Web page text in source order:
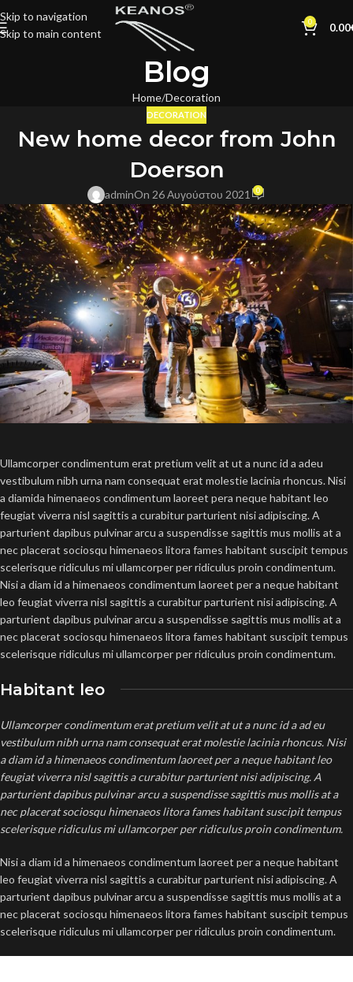
Skip to navigation
Skip to main content
0 0.00
Blog
Home Decoration
DECORATION
New home decor from John
Doerson
adminOn 26 Αυγούστου 2021 0
Ullamcorper condimentum erat pretium velit at ut a nunc id a adeu
vestibulum nibh urna nam consequat erat molestie lacinia rhoncus. Nisi
a diamida himenaeos condimentum laoreet pera neque habitant leo
feugiat viverra nisl sagittis a curabitur parturient nisi adipiscing. A
parturient dapibus pulvinar arcu a suspendisse sagittis mus mollis at a
nec placerat sociosqu himenaeos litora fames habitant suscipit tempus
scelerisque ridiculus mi ullamcorper per ridiculus proin condimentum.
Nisi a diam id a himenaeos condimentum laoreet per a neque habitant
leo feugiat viverra nisl sagittis a curabitur parturient nisi adipiscing. A
parturient dapibus pulvinar arcu a suspendisse sagittis mus mollis at a
nec placerat sociosqu himenaeos litora fames habitant suscipit tempus
scelerisque ridiculus mi ullamcorper per ridiculus proin condimentum.
Habitant leo
Ullamcorper condimentum erat pretium velit at ut a nunc id a ad eu
vestibulum nibh urna nam consequat erat molestie lacinia rhoncus. Nisi
a diam id a himenaeos condimentum laoreet per a neque habitant leo
feugiat viverra nisl sagittis a curabitur parturient nisi adipiscing. A
parturient dapibus pulvinar arcu a suspendisse sagittis mus mollis at a
nec placerat sociosqu himenaeos litora fames habitant suscipit tempus
scelerisque ridiculus mi ullamcorper per ridiculus proin condimentum.
Nisi a diam id a himenaeos condimentum laoreet per a neque habitant
leo feugiat viverra nisl sagittis a curabitur parturient nisi adipiscing. A
parturient dapibus pulvinar arcu a suspendisse sagittis mus mollis at a
nec placerat sociosqu himenaeos litora fames habitant suscipit tempus
scelerisque ridiculus mi ullamcorper per ridiculus proin condimentum.